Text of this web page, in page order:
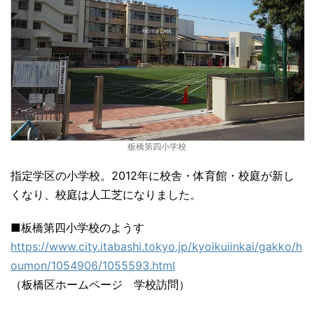
板橋第四小学校
指定学区の小学校。2012年に校舎・体育館・校庭が新し
くなり、校庭は人工芝になりました。
■板橋第四小学校のようす
https://www.city.itabashi.tokyo.jp/kyoikuiinkai/gakko/h
oumon/1054906/1055593.html
（板橋区ホームページ 学校訪問）